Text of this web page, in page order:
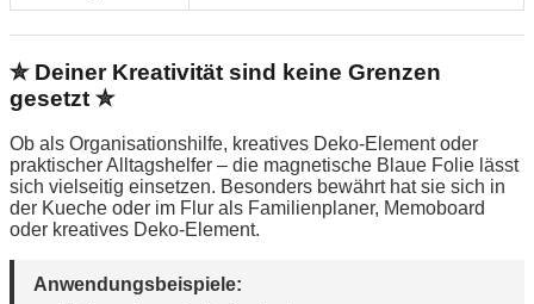
✮ Deiner Kreativität sind keine Grenzen
gesetzt ✮
Ob als Organisationshilfe, kreatives Deko-Element oder
praktischer Alltagshelfer – die magnetische Blaue Folie lässt
sich vielseitig einsetzen. Besonders bewährt hat sie sich in
der Kueche oder im Flur als Familienplaner, Memoboard
oder kreatives Deko-Element.
Anwendungsbeispiele: